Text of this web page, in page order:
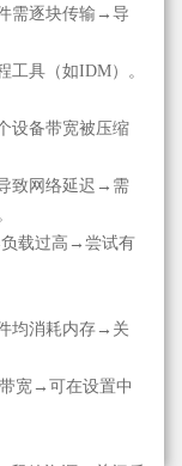
需逐块传输→导
工具（如IDM）。
设备带宽被压缩
致网络延迟→需
负载过高→尝试有
均消耗内存→关
宽→可在设置中